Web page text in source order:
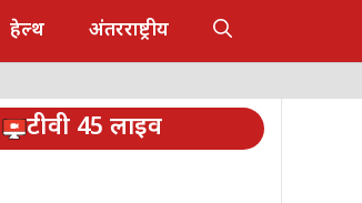
हेल्थ अंतरराष्ट्रीय
टीवी 45 लाइव